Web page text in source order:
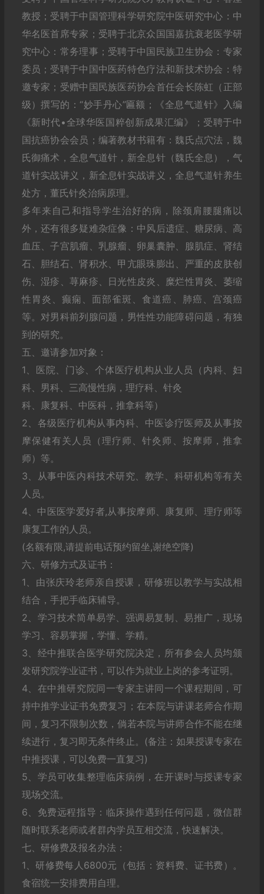
教授；受聘于中国管理科学研究院中医研究中心：中
华名医首席专家；受聘于北京众国国嘉抗衰老医学研
究中心：常务理事；受聘于中国民族卫生协会：专家
委员；受聘于中国中医药特色疗法和新技术协会：特
邀专家；受赠中国民族医药协会首任会长陈虹（正部
级）撰写的：“妙手丹心”匾额；《全息气道针》入编
《新时代•全球华医国粹创新成果汇编》；受聘于中
国抗癌协会会员；编著教材书籍有：魏氏点穴法，魏
氏御痛术，全息气道针，新全息针（魏氏全息），气
道针实战讲义，新全息针实战讲义，全息气道针养生
处方，董氏针灸治病原理。
多年来自己和指导学生治好的病，除颈肩腰腿痛以
外，还有很多疑难杂症像：中风后遗症、糖尿病、高
血压、子宫肌瘤、乳腺瘤、卵巢囊肿、腺肌症、肾结
石、胆结石、肾积水、甲亢眼珠膨出、严重的皮肤创
伤、湿疹、荨麻疹、日光性皮炎、糜烂性胃炎、萎缩
性胃炎、癫痫、面部雀斑、食道癌、肺癌、宫颈癌
等。对男科前列腺问题，男性性功能障碍问题，有独
到的研究。
五、邀请参加对象：
1、医院、门诊、个体医疗机构从业人员（内科、妇
科、男科、三高慢性病，理疗科、针灸
科、康复科、中医科，推拿科等）
2、各级医疗机构从事内科、中医诊疗医师及从事按
摩保健有关人员（理疗师、针灸师、按摩师，推拿
师）等。
3、从事中医内科技术研究、教学、科研机构等有关
人员。
4、中医医学爱好者,从事按摩师、康复师、理疗师等
康复工作的人员。
(名额有限,请提前电话预约留坐,谢绝空降)
六、研修方式及证书：
1、由张庆玲老师亲自授课，研修班以教学与实战相
结合，手把手临床辅导。
2、学习技术简单易学、强调易复制、易推广，现场
学习、容易掌握，学懂、学精。
3、经中推联合医学研究院决定，所有参会人员均颁
发研究院学业证书，可以作为就业上岗的参考证明。
4、在中推研究院同一专家主讲同一个课程期间，可
持中推学业证书免费复习；在本院与讲课老师合作期
间，复习不限制次数，倘若本院与讲师合作不能在继
续进行，复习即无条件终止。(备注：如果授课专家在
中推授课，可以免费一直复习)
5、学员可收集整理临床病例，在开课时与授课专家
现场交流。
6、免费远程指导：临床操作遇到任何问题，微信群
随时联系老师或者群内学员互相交流，快速解决。
七、研修费及报名办法：
1、研修费每人6800元（包括：资料费、证书费）。
食宿统一安排费用自理。